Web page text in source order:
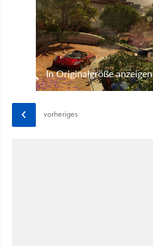
In Originalgröße anzeigen
vorheriges